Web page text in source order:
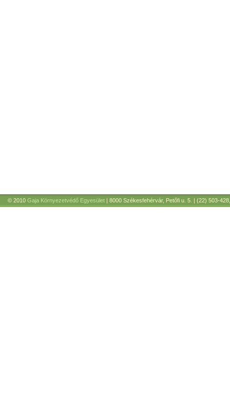
© 2010 Gaja Környezetvédő Egyesület | 8000 Székesfehérvár, Petőfi u. 5. | (22) 503-